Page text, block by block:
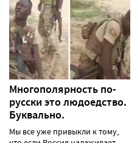
Многополярность по-
русски это людоедство.
Буквально.
Мы все уже привыкли к тому,